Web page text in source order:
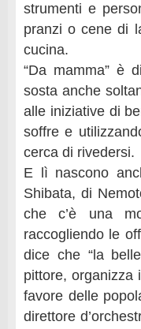
strumenti e
pranzi o cene di
cucina.
“Da mamma” è
sosta anche
alle iniziative di
soffre e
cerca di rivedersi.
E lì nascono
Shibata, di
che c’è una
raccogliendo le
dice che “la
pittore, organizza
favore delle
direttore